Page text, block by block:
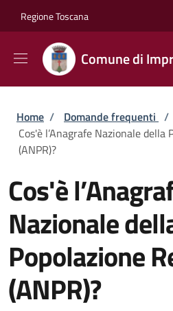
Regione Toscana
Comune di
Briciole di pane
Home / Domande frequenti /
Cos'è l’Anagrafe Nazionale della
(ANPR)?
Cos'è
Nazionale
Popolazione
(ANPR)?